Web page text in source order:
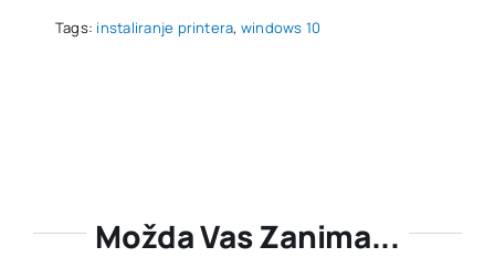
Tags: instaliranje printera, windows 10
Možda Vas Zanima...